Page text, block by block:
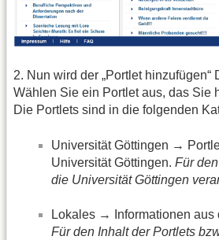
2. Nun wird der „Portlet hinzufügen“
Wählen Sie ein Portlet aus, das Sie
Die Portlets sind in die folgenden
Universität Göttingen →
Universität Göttingen. Für
die Universität Göttingen
Lokales → Informationen aus
Für den Inhalt der Portlets